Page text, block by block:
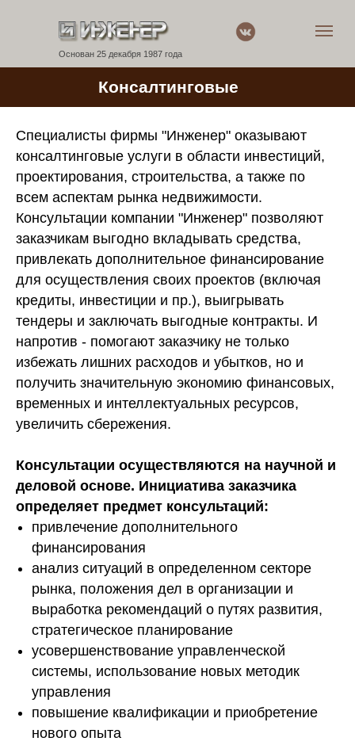
Основан 25 декабря 1987 года
Консалтинговые
услуги
Специалисты фирмы "Инженер" оказывают
консалтинговые услуги в области инвестиций,
проектирования, строительства, а также по
всем аспектам рынка недвижимости.
Консультации компании "Инженер" позволяют
заказчикам выгодно вкладывать средства,
привлекать дополнительное финансирование
для осуществления своих проектов (включая
кредиты, инвестиции и пр.), выигрывать
тендеры и заключать выгодные контракты. И
напротив - помогают заказчику не только
избежать лишних расходов и убытков, но и
получить значительную экономию финансовых,
временных и интеллектуальных ресурсов,
увеличить сбережения.
Консультации осуществляются на научной и
деловой основе. Инициатива заказчика
определяет предмет консультаций:
привлечение дополнительного
финансирования
анализ ситуаций в определенном секторе
рынка, положения дел в организации и
выработка рекомендаций о путях развития,
стратегическое планирование
усовершенствование управленческой
системы, использование новых методик
управления
повышение квалификации и приобретение
нового опыта